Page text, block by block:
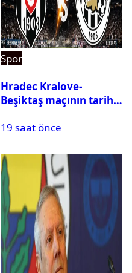
Spor
Hradec Kralove-
Beşiktaş maçının tarihi
19 saat önce